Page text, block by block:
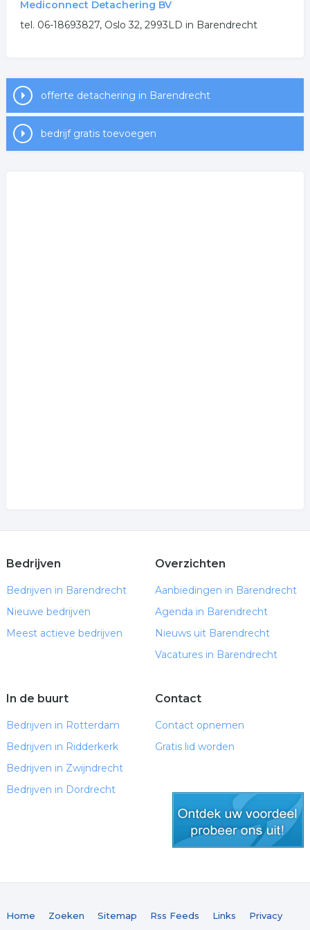
.
Mediconnect Detachering BV
tel. 06-18693827, Oslo 32, 2993LD in Barendrecht
offerte detachering in Barendrecht
bedrijf gratis toevoegen
Bedrijven
Bedrijven in Barendrecht
Nieuwe bedrijven
Meest actieve bedrijven
Overzichten
Aanbiedingen in Barendrecht
Agenda in Barendrecht
Nieuws uit Barendrecht
Vacatures in Barendrecht
In de buurt
Bedrijven in Rotterdam
Bedrijven in Ridderkerk
Bedrijven in Zwijndrecht
Bedrijven in Dordrecht
Contact
Contact opnemen
Gratis lid worden
Home Zoeken Sitemap Rss Feeds Links Privacy